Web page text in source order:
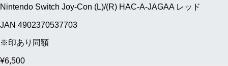
Nintendo Switch Joy-Con (L)/(R) HAC-A-JAGAA レッド
JAN 4902370537703
※印あり同額
¥6,500